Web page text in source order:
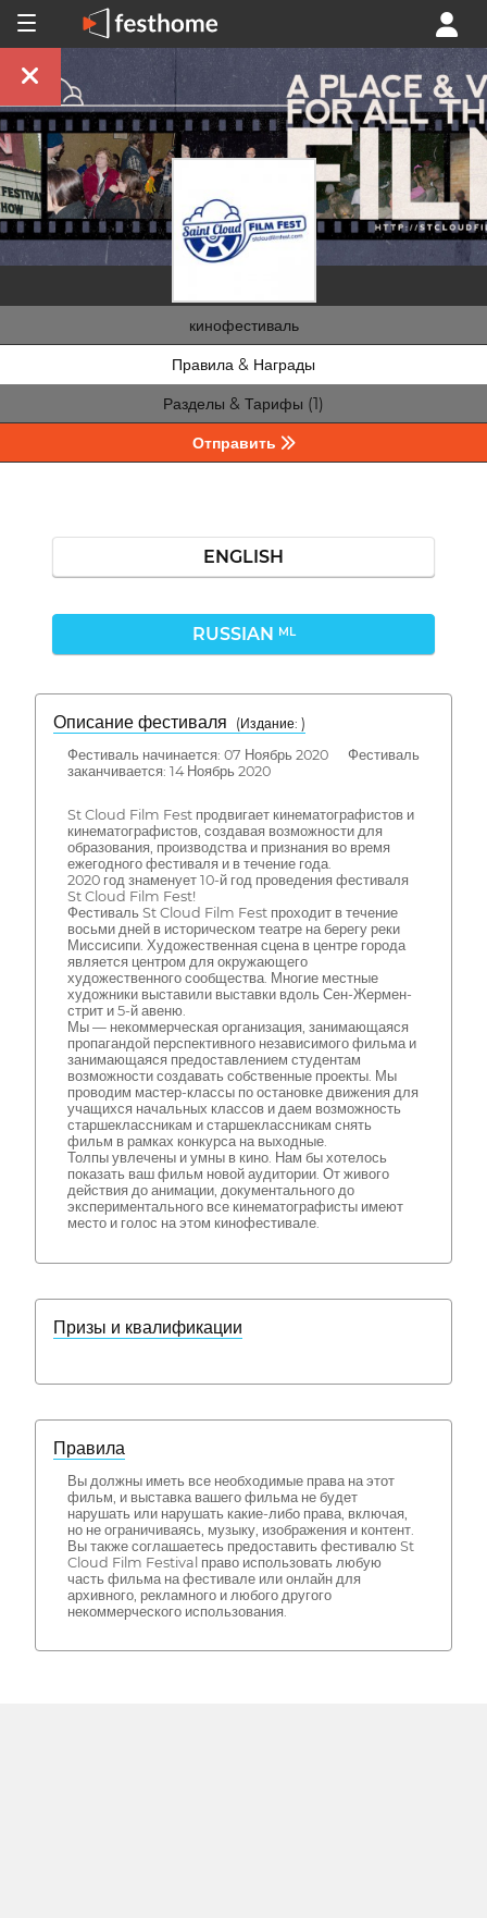
кинофестиваль
Правила & Награды
Разделы & Тарифы (1)
Отправить
ENGLISH
RUSSIAN ML
Описание фестиваля
( Издание: )
Фестиваль начинается: 07 Ноябрь 2020 Фестиваль
заканчивается: 14 Ноябрь 2020
St Cloud Film Fest продвигает кинематографистов и
кинематографистов, создавая возможности для
образования, производства и признания во время
ежегодного фестиваля и в течение года.
2020 год знаменует 10-й год проведения фестиваля
St Cloud Film Fest!
Фестиваль St Cloud Film Fest проходит в течение
восьми дней в историческом театре на берегу реки
Миссисипи. Художественная сцена в центре города
является центром для окружающего
художественного сообщества. Многие местные
художники выставили выставки вдоль Сен-Жермен-
стрит и 5-й авеню.
Мы — некоммерческая организация, занимающаяся
пропагандой перспективного независимого фильма и
занимающаяся предоставлением студентам
возможности создавать собственные проекты. Мы
проводим мастер-классы по остановке движения для
учащихся начальных классов и даем возможность
старшеклассникам и старшеклассникам снять
фильм в рамках конкурса на выходные.
Толпы увлечены и умны в кино. Нам бы хотелось
показать ваш фильм новой аудитории. От живого
действия до анимации, документального до
экспериментального все кинематографисты имеют
место и голос на этом кинофестивале.
Призы и квалификации
Правила
Вы должны иметь все необходимые права на этот
фильм, и выставка вашего фильма не будет
нарушать или нарушать какие-либо права, включая,
но не ограничиваясь, музыку, изображения и контент.
Вы также соглашаетесь предоставить фестивалю St
Cloud Film Festival право использовать любую
часть фильма на фестивале или онлайн для
архивного, рекламного и любого другого
некоммерческого использования.